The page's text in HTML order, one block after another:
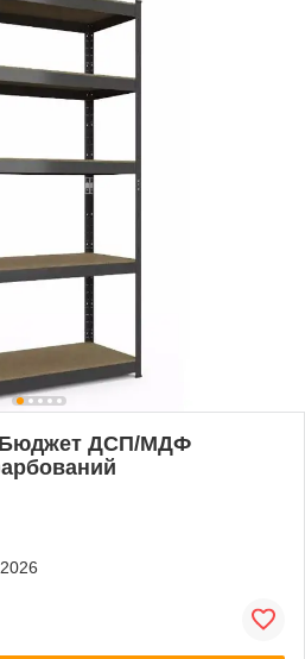
Бюджет ДСП/МДФ